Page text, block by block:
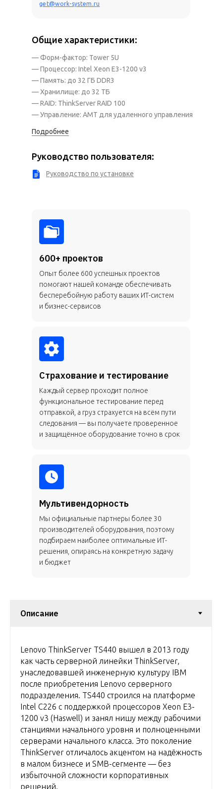
— Форм-фактор: Tower 5U
— Процессор: Intel Xeon E3-1200 v3
— Память: до 32 ГБ DDR3
— Хранилище: до 32 ТБ
— RAID: ThinkServer RAID 100
— Управление: AMT для удаленного управления
Руководство по установке
Подробнее
Общие характеристики:
Руководство пользователя:
get@work-system.ru
600+ проектов
Опыт более 600 успешных проектов
помогают нашей команде обеспечивать
бесперебойную работу ваших ИТ-систем
и бизнес-сервисов
Страхование и тестирование
Каждый сервер проходит полное
функциональное тестирование перед
отправкой, а груз страхуется на всём пути
следования — вы получаете проверенное
и защищённое оборудование точно в срок
Мультивендорность
Мы официальные партнеры более 30
производителей оборудования, поэтому
подбираем наиболее оптимальные ИТ-
решения, опираясь на конкретную задачу
и бюджет
Lenovo ThinkServer TS440 вышел в 2013 году
как часть серверной линейки ThinkServer,
унаследовавшей инженерную культуру IBM
после приобретения Lenovo серверного
подразделения. TS440 строился на платформе
Intel C226 с поддержкой процессоров Xeon E3-
1200 v3 (Haswell) и занял нишу между рабочими
станциями начального уровня и полноценными
серверами начального класса. Это поколение
ThinkServer отличалось акцентом на надёжность
в малом бизнесе и SMB-сегменте — без
избыточной сложности корпоративных
решений.